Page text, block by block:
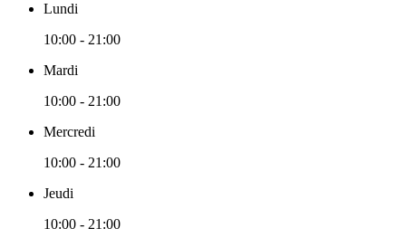
Lundi
10:00 - 21:00
Mardi
10:00 - 21:00
Mercredi
10:00 - 21:00
Jeudi
10:00 - 21:00